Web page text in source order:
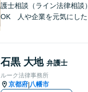
護士相談（ライン法律相談）
OK 人や企業を元気にした
出すことを心がけています。
石黒 大地 弁護士
ルーク法律事務所
京都府|八幡市